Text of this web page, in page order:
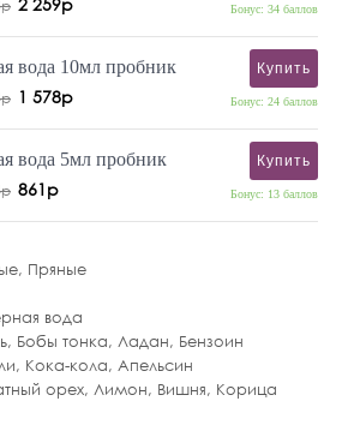
Бонус: 34 баллов
вода 10мл пробник
1 578р
Купить
Бонус: 24 баллов
вода 5мл пробник
861р
Купить
Бонус: 13 баллов
, Пряные
вода
, Бобы тонка, Ладан, Бензоин
, Кока-кола, Апельсин
орех, Лимон, Вишня, Корица